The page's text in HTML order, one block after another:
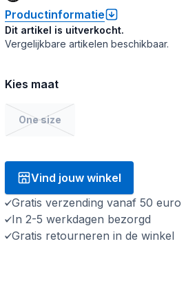
Productinformatie
Dit artikel is uitverkocht.
Vergelijkbare artikelen beschikbaar.
Kies maat
One size
Vind jouw winkel
Gratis verzending vanaf 50 euro
In 2-5 werkdagen bezorgd
Gratis retourneren in de winkel